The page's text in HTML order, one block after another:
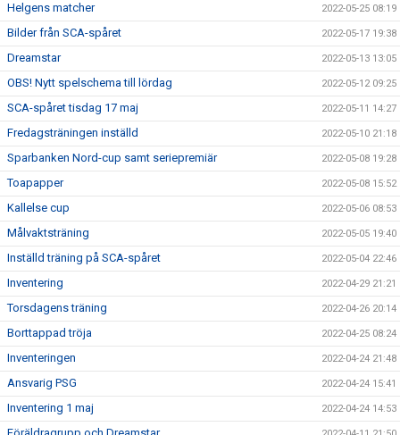
Helgens matcher 2022-05-25 08:19
Bilder från SCA-spåret 2022-05-17 19:38
Dreamstar 2022-05-13 13:05
OBS! Nytt spelschema till lördag 2022-05-12 09:25
SCA-spåret tisdag 17 maj 2022-05-11 14:27
Fredagsträningen inställd 2022-05-10 21:18
Sparbanken Nord-cup samt seriepremiär 2022-05-08 19:28
Toapapper 2022-05-08 15:52
Kallelse cup 2022-05-06 08:53
Målvaktsträning 2022-05-05 19:40
Inställd träning på SCA-spåret 2022-05-04 22:46
Inventering 2022-04-29 21:21
Torsdagens träning 2022-04-26 20:14
Borttappad tröja 2022-04-25 08:24
Inventeringen 2022-04-24 21:48
Ansvarig PSG 2022-04-24 15:41
Inventering 1 maj 2022-04-24 14:53